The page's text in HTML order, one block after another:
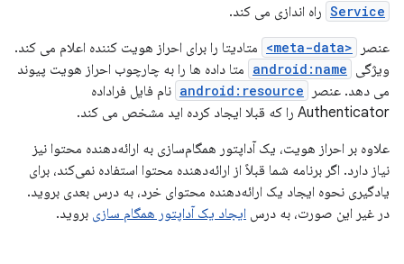
Service راه اندازی می کند.
عنصر
<meta-data>
متادیتا را برای احراز هویت کننده اعلام می کند.
ویژگی android:name متا داده ها را به چارچوب احراز هویت پیوند
می دهد. عنصر
android:resource نام فایل فراداده
Authenticator را که قبلا ایجاد کرده اید مشخص می کند.
علاوه بر احراز هویت، یک آداپتور همگام‌سازی به ارائه‌دهنده محتوا نیز
نیاز دارد. اگر برنامه شما قبلاً از ارائه‌دهنده محتوا استفاده نمی‌کند، برای
یادگیری نحوه ایجاد یک ارائه‌دهنده محتوای خرد، به درس بعدی بروید.
در غیر این صورت، به درس ایجاد یک آداپتور همگام سازی بروید.